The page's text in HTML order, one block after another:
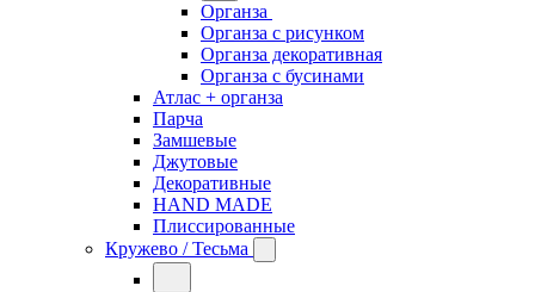
Органза
Органза с рисунком
Органза декоративная
Органза с бусинами
Атлас + органза
Парча
Замшевые
Джутовые
Декоративные
HAND MADE
Плиссированные
Кружево / Тесьма